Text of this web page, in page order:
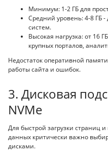
Минимум: 1-2 ГБ для
Средний уровень: 4-8 ГБ -
систем.
Высокая нагрузка: от 16
крупных порталов,
Недостаток оперативной
работы сайта и ошибок.
3. Дисковая
NVMe
Для быстрой загрузки страниц
данных критически важно
дисками.